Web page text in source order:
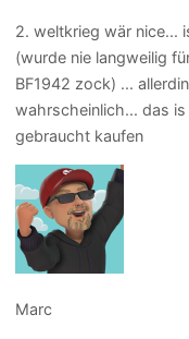
2. weltkrieg wär nice...
(wurde nie langweilig
BF1942 zock) ...
wahrscheinlich... das
gebraucht kaufen
Marc